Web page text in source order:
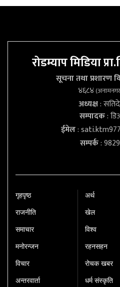
रोडम्याप मिडिया
सूचना तथा प्रशारण
४६८४
अध्यक्ष:
सम्पादक:
ईमेल:
सम्पर्क:
गृहपृष्‍ठ
राजनीति
समाचार
मनोरन्जन
विचार
अन्तरवार्ता
अर्थ
खेल
विश्व
रहनसहन
रोचक खबर
धर्म संस्कृति